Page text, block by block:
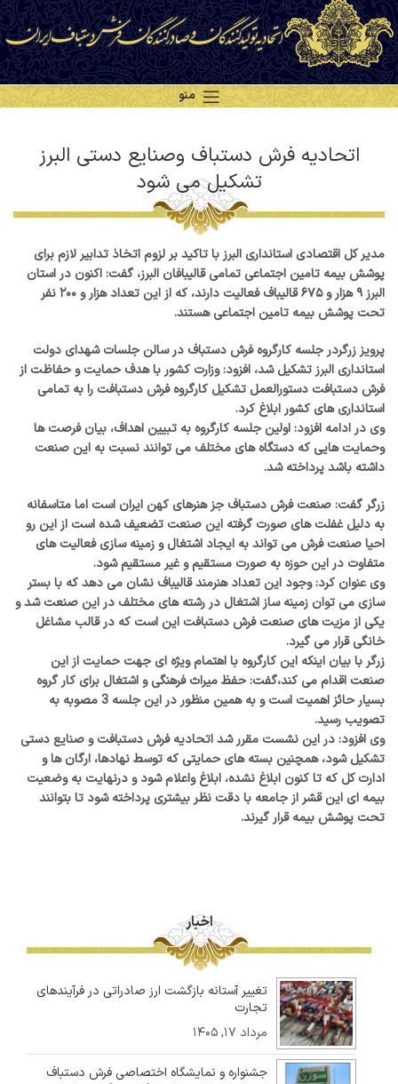
منو
اتحادیه فرش دستباف وصنایع دستی البرز
تشکیل می شود
مدیر کل اقتصادی استانداری البرز با تاکید بر لزوم اتخاذ تدابیر لازم برای
پوشش بیمه تامین اجتماعی تمامی قالیبافان البرز، گفت: اکنون در استان
البرز ۹ هزار و ۶۷۵ قالیباف فعالیت دارند، که از این تعداد هزار و ۲۰۰ نفر
تحت پوشش بیمه تامین اجتماعی هستند.
پرویز زرگردر جلسه کارگروه فرش دستباف در سالن جلسات شهدای دولت
استانداری البرز تشکیل شد، افزود: وزارت کشور با هدف حمایت و حفاظت از
فرش دستبافت دستورالعمل تشکیل کارگروه فرش دستبافت را به تمامی
استانداری های کشور ابلاغ کرد.
وی در ادامه افزود: اولین جلسه کارگروه به تبیین اهداف، بیان فرصت ها
وحمایت هایی که دستگاه های مختلف می توانند نسبت به این صنعت
داشته باشد پرداخته شد.
زرگر گفت: صنعت فرش دستباف جز هنرهای کهن ایران است اما متاسفانه
به دلیل غفلت های صورت گرفته این صنعت تضعیف شده است از این رو
احیا صنعت فرش می تواند به ایجاد اشتغال و زمینه سازی فعالیت های
متفاوت در این حوزه به صورت مستقیم و غیر مستقیم شود.
وی عنوان کرد: وجود این تعداد هنرمند قالیباف نشان می دهد که با بستر
سازی می توان زمینه ساز اشتغال در رشته های مختلف در این صنعت شد و
یکی از مزیت های صنعت فرش دستبافت این است که در قالب مشاغل
خانگی قرار می گیرد.
زرگر با بیان اینکه این کارگروه با اهتمام ویژه ای جهت حمایت از این
صنعت اقدام می کند،گفت: حفظ میراث فرهنگی و اشتغال برای کار گروه
بسیار حائز اهمیت است و به همین منظور در این جلسه 3 مصوبه به
تصویب رسید.
وی افزود: در این نشست مقرر شد اتحادیه فرش دستبافت و صنایع دستی
تشکیل شود، همچنین بسته های حمایتی که توسط نهادها، ارگان ها و
ادارت کل که تا کنون ابلاغ نشده، ابلاغ واعلام شود و درنهایت به وضعیت
بیمه ای این قشر از جامعه با دقت نظر بیشتری پرداخته شود تا بتوانند
تحت پوشش بیمه قرار گیرند.
اخبار
تغییر آستانه بازگشت ارز صادراتی در فرآیندهای
تجارت
مرداد ۱۷, ۱۴۰۵
جشنواره و نمایشگاه اختصاصی فرش دستباف